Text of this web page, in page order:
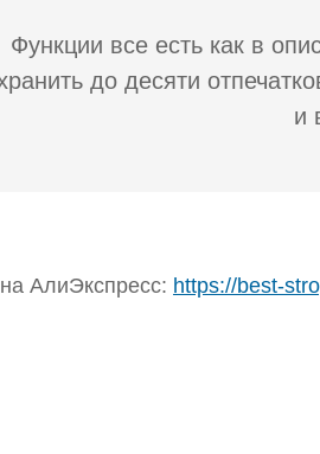
Функции все есть как в
до десяти
и
АлиЭкспресс: https://best-